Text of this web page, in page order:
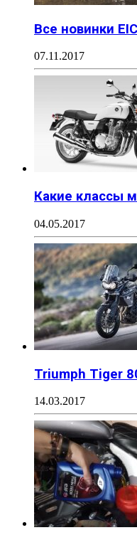
Все новинки
07.11.2017
Какие классы
04.05.2017
Triumph Tiger
14.03.2017